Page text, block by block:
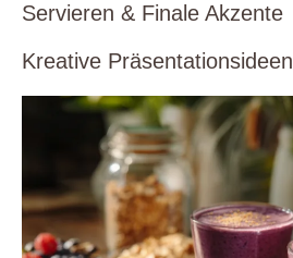
Servieren & Finale Akzente
Kreative Präsentationsideen